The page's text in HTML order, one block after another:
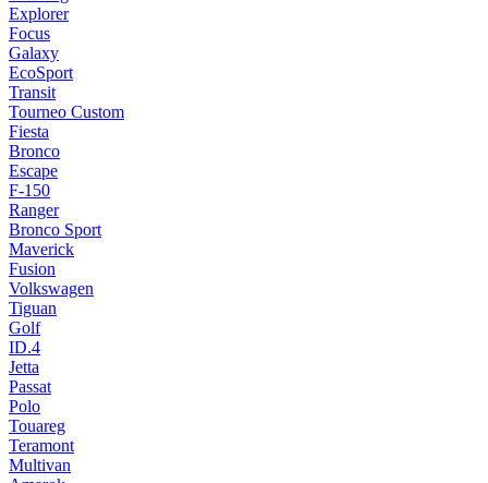
Explorer
Focus
Galaxy
EcoSport
Transit
Tourneo Custom
Fiesta
Bronco
Escape
F-150
Ranger
Bronco Sport
Maverick
Fusion
Volkswagen
Tiguan
Golf
ID.4
Jetta
Passat
Polo
Touareg
Teramont
Multivan